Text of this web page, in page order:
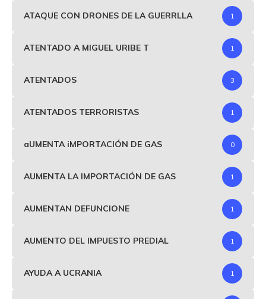
ATAQUE CON DRONES DE LA GUERRLLA 1
ATENTADO A MIGUEL URIBE T 1
ATENTADOS 3
ATENTADOS TERRORISTAS 1
aUMENTA iMPORTACIÓN DE GAS 0
AUMENTA LA IMPORTACIÓN DE GAS 1
AUMENTAN DEFUNCIONE 1
AUMENTO DEL IMPUESTO PREDIAL 1
AYUDA A UCRANIA 1